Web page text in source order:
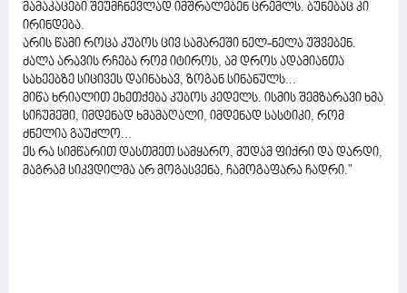
მამაკაცები შეუმჩნევლად იმშრალებენ ცრემლს. ბუნებაც კი
ირინდება.
არის წამი როცა კუბოს ცივ სამარეში ნელ-ნელა უშვებენ.
ძალა არავის რჩება რომ იტიროს, ამ დროს ადამიანთა
სახეებზე სიცივეს დაინახავ, ზოგან სინანულს...
მიწა ხრიალით ეხეთქება კუბოს კედელს. ისმის შემზარავი ხმა
სიჩუმეში, იმდენად ხმამაღალი, იმდენად სასტიკი, რომ
ძნელია გაუძლო...
ეს რა სიმწარით დასთმეთ სამყარო, მუდამ ფიქრი და დარდი,
მაგრამ სიკვდილმა არ მოგასვენა, ჩამოგაფარა ჩადრი."